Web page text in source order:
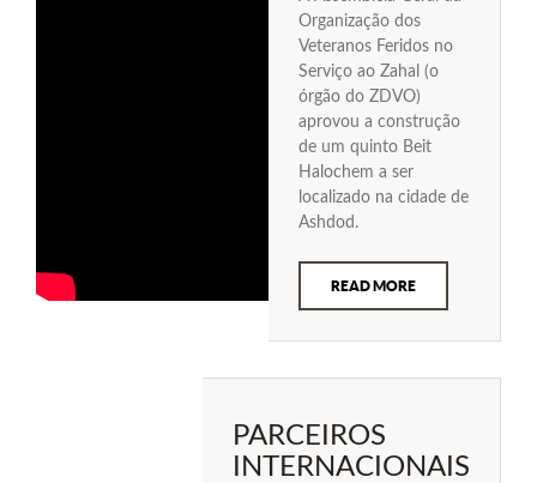
Organização dos
Veteranos Feridos no
Serviço ao Zahal (o
órgão do ZDVO)
aprovou a construção
de um quinto Beit
Halochem a ser
localizado na cidade de
Ashdod.
READ MORE
PARCEIROS
INTERNACIONAIS